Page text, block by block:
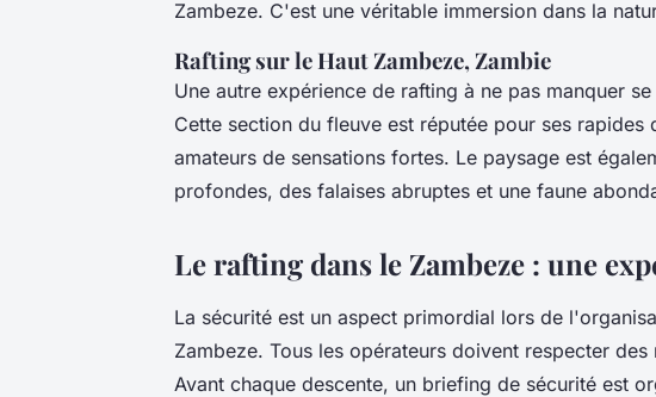
Zambeze. C'est une véritable immersion dans la
Rafting sur le Haut Zambeze, Zambie
Une autre expérience de rafting à ne pas manquer
Cette section du fleuve est réputée pour ses rapides
amateurs de sensations fortes. Le paysage est
profondes, des falaises abruptes et une faune
Le rafting dans le Zambeze : une
La sécurité est un aspect primordial lors de
Zambeze. Tous les opérateurs doivent respecter
Avant chaque descente, un briefing de sécurité est